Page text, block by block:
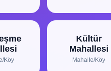
Köy
Kültür
Mahallesi
Mahalle/Köy